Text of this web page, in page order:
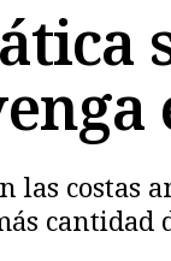
las costas